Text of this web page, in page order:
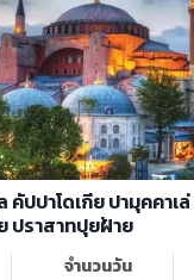
ปปาโดเกีย ปามุคคาเล่
ปราสาทปุยฝ้าย
จำนวนวัน